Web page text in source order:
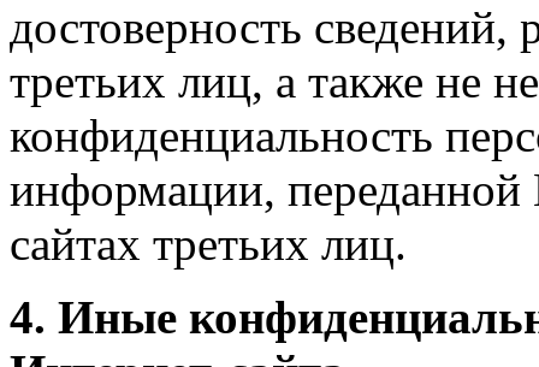
достоверность
третьих лиц, а также не
конфиденциальность
информации, переданной
сайтах третьих лиц.
4. Иные